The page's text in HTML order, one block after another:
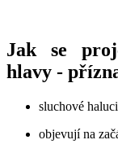
Jak se
hlavy -
sluchové
objevují na